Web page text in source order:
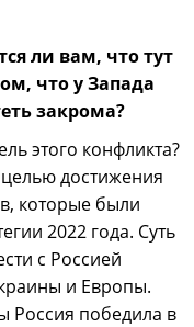
ли вам, что тут
что у Запада
закрома?
этого конфликта?
достижения
которые были
2022 года. Суть
с Россией
и Европы.
Россия победила в